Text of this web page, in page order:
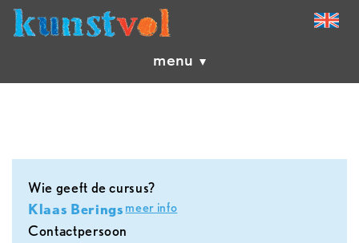
menu
Wie geeft de cursus?
Klaas Berings meer info
contactpersoon